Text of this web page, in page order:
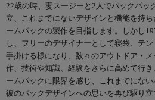
22歳の時、妻スージーと2人でバックパッ
立、これまでにないデザインと機能を持
ームパックの製作を目指します。しかし
し、フリーのデザイナーとして寝袋、テ
手掛ける様になり、数々のアウトドア・
作、技術や知識、経験をさらに高めて行
ームパックに限界を感じ、これまでにな
彼のパックデザインへの思いを再び駆り